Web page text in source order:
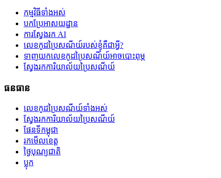
កម្មវិធីទាំងអស់
បកប្រែអាសយដ្ឋាន
ការស្វែងរក AI
លេខកូដប្រៃសណីយ៍របស់ខ្ញុំគឺជាអ្វី?
ទាញយកលេខកូដប្រៃសណីយ៍អាចបោះពុម្ភ
ស្វែងរកការិយាល័យប្រៃសណីយ៍
ធនធាន
លេខកូដប្រៃសណីយ៍ទាំងអស់
ស្វែងរកការិយាល័យប្រៃសណីយ៍
ផែនទីកម្ពុជា
រកមើលខេត្ត
ថ្ងៃបុណ្យជាតិ
ប្លុក